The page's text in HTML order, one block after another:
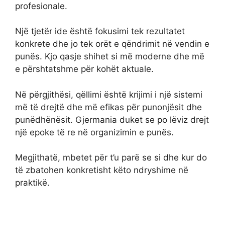
profesionale.
Një tjetër ide është fokusimi tek rezultatet
konkrete dhe jo tek orët e qëndrimit në vendin e
punës. Kjo qasje shihet si më moderne dhe më
e përshtatshme për kohët aktuale.
Në përgjithësi, qëllimi është krijimi i një sistemi
më të drejtë dhe më efikas për punonjësit dhe
punëdhënësit. Gjermania duket se po lëviz drejt
një epoke të re në organizimin e punës.
Megjithatë, mbetet për t’u parë se si dhe kur do
të zbatohen konkretisht këto ndryshime në
praktikë.